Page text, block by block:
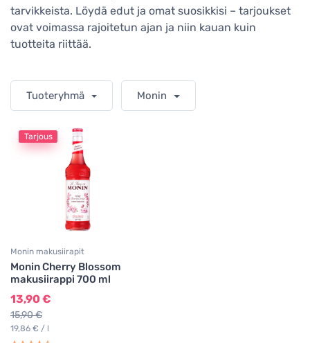
tarvikkeista. Löydä edut ja omat suosikkisi – tarjoukset
ovat voimassa rajoitetun ajan ja niin kauan kuin
tuotteita riittää.
Tuoteryhmä Monin
Tarjous
Monin makusiirapit
Monin Cherry Blossom
makusiirappi 700 ml
13,90 €
15,90 €
19,86 € / l